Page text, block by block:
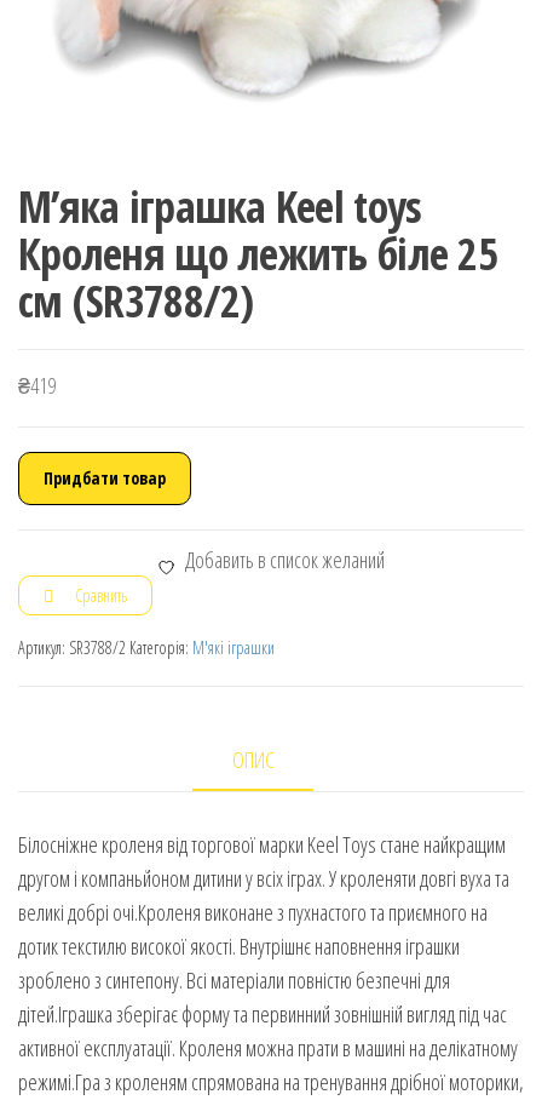
М’яка іграшка Keel toys
Кроленя що лежить біле 25
см (SR3788/2)
₴419
Придбати товар
Добавить в список желаний
Сравнить
Артикул: SR3788/2 Категорія: М'які іграшки
ОПИС
Білосніжне кроленя від торгової марки Keel Toys стане найкращим
другом і компаньйоном дитини у всіх іграх. У кроленяти довгі вуха та
великі добрі очі.Кроленя виконане з пухнастого та приємного на
дотик текстилю високої якості. Внутрішнє наповнення іграшки
зроблено з синтепону. Всі матеріали повністю безпечні для
дітей.Іграшка зберігає форму та первинний зовнішній вигляд під час
активної експлуатації. Кроленя можна прати в машині на делікатному
режимі.Гра з кроленям спрямована на тренування дрібної моторики,